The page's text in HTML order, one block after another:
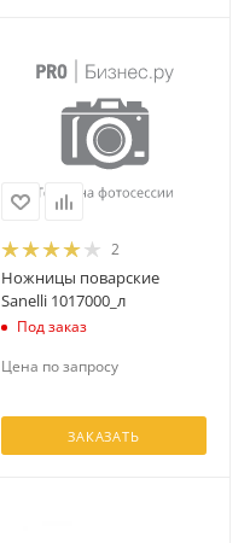
2
Ножницы поварские
Sanelli 1017000_л
Под заказ
Цена по запросу
ЗАКАЗАТЬ